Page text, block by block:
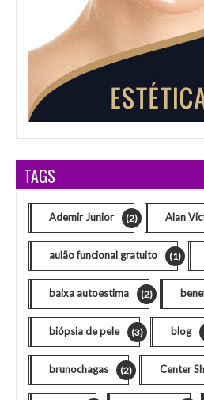
TAGS
Ademir Junior (2) Alan
aulão funcional gratuito (1)
baixa autoestima (2)
biópsia de pele (3) blog
brunochagas (2) Center